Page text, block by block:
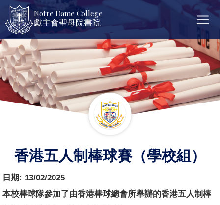
Notre Dame College
獻主會聖母院書院
香港五人制棒球賽（學校組）
日期: 13/02/2025
本校棒球隊參加了由香港棒球總會所舉辦的香港五人制棒